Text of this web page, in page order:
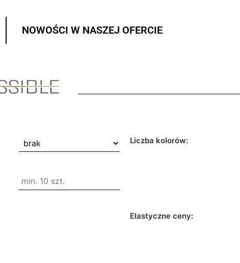
NOWOŚCI W NASZEJ OFERCIE
Liczba kolorów:
Elastyczne ceny: